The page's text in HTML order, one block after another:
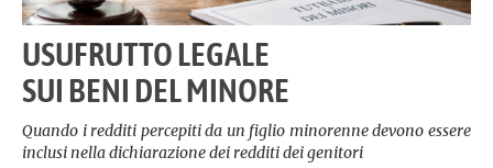
USUFRUTTO LEGALE
SUI BENI DEL MINORE
Quando i redditi percepiti da un figlio minorenne devono essere
inclusi nella dichiarazione dei redditi dei genitori